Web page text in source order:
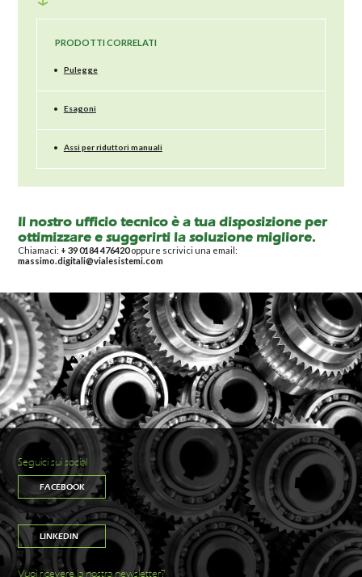
PRODOTTI CORRELATI
• Pulegge
• Esagoni
• Assi per riduttori manuali
Il nostro ufficio tecnico è a tua disposizione per
ottimizzare e suggerirti la soluzione migliore.
Chiamaci: + 39 0184 476420oppure scrivici una email:
massimo.digitali@vialesistemi.com
Seguici sui social
FACEBOOK
LINKEDIN
Vuoi ricevere la nostra newsletter?